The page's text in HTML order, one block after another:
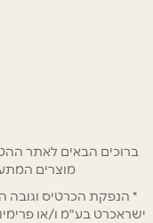
מוצרים
* הנפקת הכרטיס וגובה
ישראכרט בע"מ ו/או